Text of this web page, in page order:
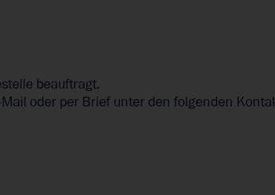
beauftragt.
oder per Brief unter den folgenden